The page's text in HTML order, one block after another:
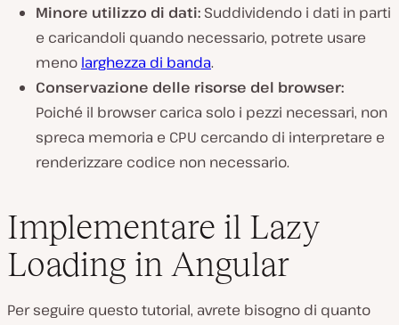
Minore utilizzo di dati: Suddividendo i dati in parti
e caricandoli quando necessario, potrete usare
meno larghezza di banda.
Conservazione delle risorse del browser:
Poiché il browser carica solo i pezzi necessari, non
spreca memoria e CPU cercando di interpretare e
renderizzare codice non necessario.
Implementare il Lazy
Loading in Angular
Per seguire questo tutorial, avrete bisogno di quanto